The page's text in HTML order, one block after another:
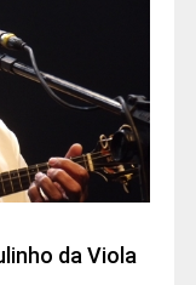
da Viola